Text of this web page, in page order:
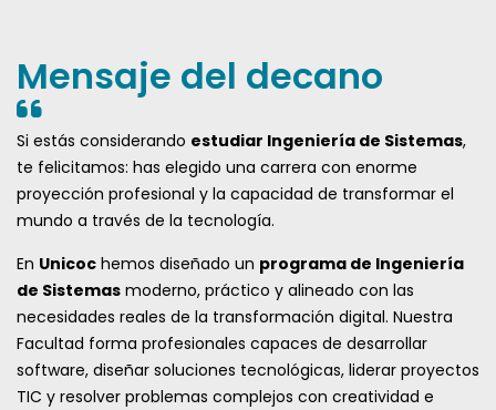
Mensaje del decano
Si estás considerando estudiar Ingeniería de Sistemas,
te felicitamos: has elegido una carrera con enorme
proyección profesional y la capacidad de transformar el
mundo a través de la tecnología.
En Unicoc hemos diseñado un programa de Ingeniería
de Sistemas moderno, práctico y alineado con las
necesidades reales de la transformación digital. Nuestra
Facultad forma profesionales capaces de desarrollar
software, diseñar soluciones tecnológicas, liderar proyectos
TIC y resolver problemas complejos con creatividad e